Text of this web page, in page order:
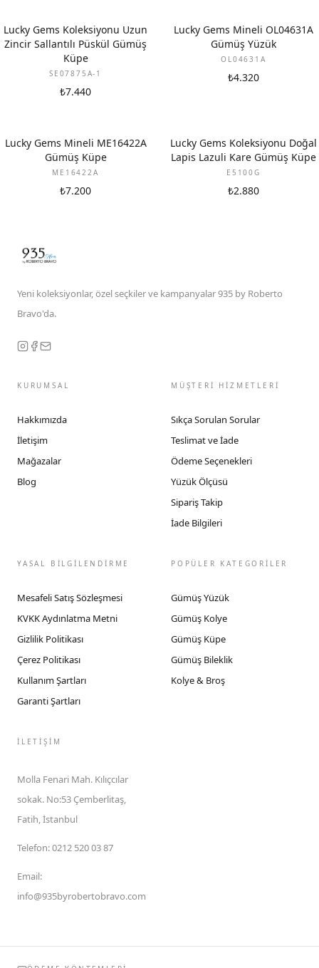
Lucky Gems Koleksiyonu Uzun
Zincir Sallantılı Püskül Gümüş
Küpe
SE07875A-1
₺7.440
Lucky Gems Mineli OL04631A
Gümüş Yüzük
OL04631A
₺4.320
Lucky Gems Mineli ME16422A
Gümüş Küpe
ME16422A
₺7.200
Lucky Gems Koleksiyonu Doğal
Lapis Lazuli Kare Gümüş Küpe
E5100G
₺2.880
Yeni koleksiyonlar, özel seçkiler ve kampanyalar 935 by Roberto
Bravo'da.
KURUMSAL
Hakkımızda
İletişim
Mağazalar
Blog
MÜŞTERİ HİZMETLERİ
Sıkça Sorulan Sorular
Teslimat ve İade
Ödeme Seçenekleri
Yüzük Ölçüsü
Sipariş Takip
İade Bilgileri
YASAL BİLGİLENDİRME
Mesafeli Satış Sözleşmesi
KVKK Aydınlatma Metni
Gizlilik Politikası
Çerez Politikası
Kullanım Şartları
Garanti Şartları
POPÜLER KATEGORİLER
Gümüş Yüzük
Gümüş Kolye
Gümüş Küpe
Gümüş Bileklik
Kolye & Broş
İLETIŞIM
Molla Fenari Mah. Kılıçcılar
sokak. No:53 Çemberlitaş,
Fatih, İstanbul
Telefon:0212 520 03 87
Email:
info@935byrobertobravo.com